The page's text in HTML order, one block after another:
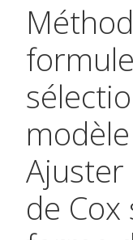
Ajuster
de Cox